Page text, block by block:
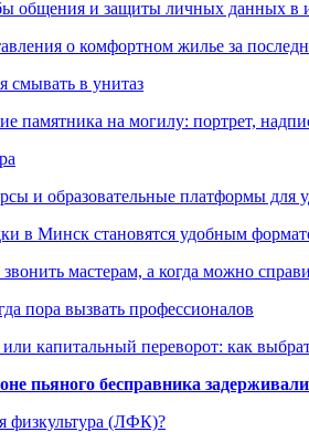
общения и защиты личных данных в
о комфортном жилье за
смывать в унитаз
памятника на могилу: портрет,
и образовательные платформы для
в Минск становятся удобным
мастерам, а когда можно
пора вызвать профессионалов
капитальный переворот: как
пьяного бесправника задерживали
физкультура (ЛФК)?